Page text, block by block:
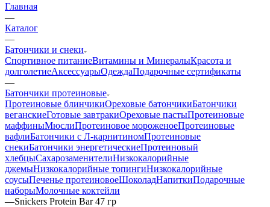
Главная
—
Каталог
—
Батончики и снеки
Спортивное питаниеВитамины и МинералыКрасота и
долголетиеАксессуарыОдеждаПодарочные сертификаты
—
Батончики протеиновые
Протеиновые блинчикиОреховые батончикиБатончики
веганскиеГотовые завтракиОреховые пастыПротеиновые
маффиныМюслиПротеиновое мороженоеПротеиновые
вафлиБатончики с Л-карнитиномПротеиновые
снекиБатончики энергетическиеПротеиновый
хлебцыСахарозаменителиНизкокалорийные
джемыНизкокалорийные топингиНизкокалорийные
соусыПеченье протеиновоеШоколадНапиткиПодарочные
наборыМолочные коктейли
—Snickers Protein Bar 47 гр